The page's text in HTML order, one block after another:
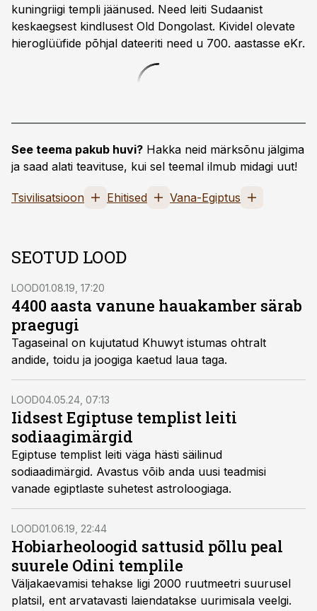
kuningriigi templi jäänused. Need leiti Sudaanist
keskaegsest kindlusest Old Dongolast. Kividel olevate
hiero­glüüfide põhjal dateeriti need u 700. aastasse eKr.
See teema pakub huvi? Hakka neid märksõnu jälgima
ja saad alati teavituse, kui sel teemal ilmub midagi uut!
Tsivilisatsioon Ehitised Vana-Egiptus
SEOTUD LOOD
LOOD01.08.19, 17:20
4400 aasta vanune hauakamber särab
praegugi
Tagaseinal on kujutatud Khuwyt istumas ohtralt
andide, toidu ja joogiga kaetud laua taga.
LOOD04.05.24, 07:13
Iidsest Egiptuse templist leiti
sodiaagimärgid
Egiptuse templist leiti väga hästi säilinud
sodiaadimärgid. Avastus võib anda uusi teadmisi
vanade egiptlaste suhetest astroloogiaga.
LOOD01.06.19, 22:44
Hobiarheoloogid sattusid põllu peal
suurele Odini templile
Väljakaevamisi tehakse ligi 2000 ruutmeetri suurusel
platsil, ent arvatavasti laiendatakse uurimisala veelgi.